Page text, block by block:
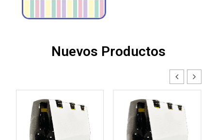
Nuevos Productos